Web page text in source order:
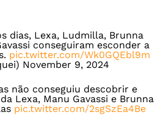
dias, Lexa, Ludmilla, Brunna
conseguiram esconder a
pic.twitter.com/Wk0GQEbl9m
November 9, 2024
não conseguiu descobrir e
Lexa, Manu Gavassi e Brunna
pic.twitter.com/2sgSzEa4Be